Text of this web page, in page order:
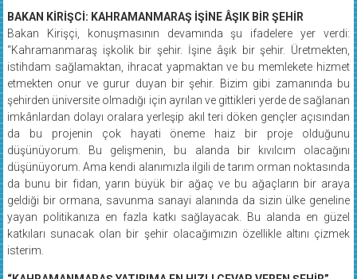
BAKAN KİRİŞCİ: KAHRAMANMARAŞ İŞİNE ÂŞIK BİR ŞEHİR
Bakan Kirişçi, konuşmasının devamında şu ifadelere yer verdi:
“Kahramanmaraş işkolik bir şehir. İşine âşık bir şehir. Üretmekten,
istihdam sağlamaktan, ihracat yapmaktan ve bu memlekete hizmet
etmekten onur ve gurur duyan bir şehir. Bizim gibi zamanında bu
şehirden üniversite olmadığı için ayrılan ve gittikleri yerde de sağlanan
imkânlardan dolayı oralara yerleşip akıl teri döken gençler açısından
da bu projenin çok hayati öneme haiz bir proje olduğunu
düşünüyorum. Bu gelişmenin, bu alanda bir kıvılcım olacağını
düşünüyorum. Ama kendi alanımızla ilgili de tarım orman noktasında
da bunu bir fidan, yarın büyük bir ağaç ve bu ağaçların bir araya
geldiği bir ormana, savunma sanayi alanında da sizin ülke geneline
yayan politikanıza en fazla katkı sağlayacak. Bu alanda en güzel
katkıları sunacak olan bir şehir olacağımızın özellikle altını çizmek
isterim.
“KAHRAMANMARAŞ YATIRIMA EN HIZLI CEVAP VEREN ŞEHİR”